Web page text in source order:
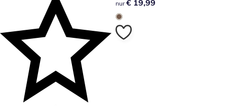
€ 19,99
nur € 19,99